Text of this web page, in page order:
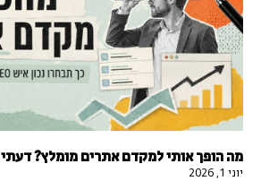
מה הופך אותי למקדם אתרים מומלץ?
יוני 1, 2026